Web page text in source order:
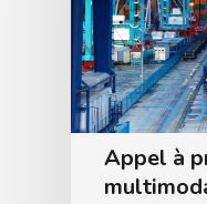
Appel à